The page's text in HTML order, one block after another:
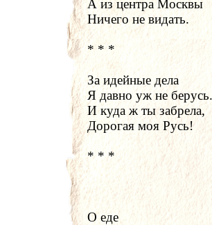
А из центра Москвы
Ничего не видать.
* * *
За идейные дела
Я давно уж не берусь.
И куда ж ты забрела,
Дорогая моя Русь!
* * *
О еде